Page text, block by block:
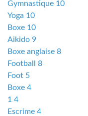
Gymnastique 10
Yoga 10
Boxe 10
Aikido 9
Boxe anglaise 8
Football 8
Foot 5
Boxe 4
1 4
Escrime 4